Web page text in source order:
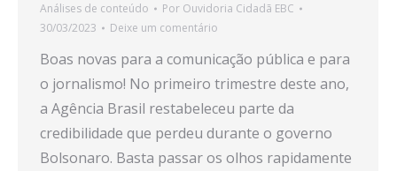
Análises de conteúdo Por Ouvidoria Cidadã EBC
30/03/2023
Deixe um comentário
Boas novas para a comunicação pública e para
o jornalismo! No primeiro trimestre deste ano,
a Agência Brasil restabeleceu parte da
credibilidade que perdeu durante o governo
Bolsonaro. Basta passar os olhos rapidamente